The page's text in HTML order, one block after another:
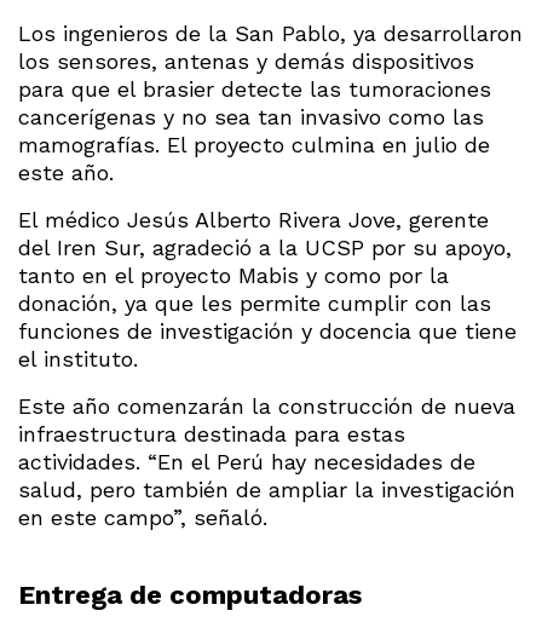
Los ingenieros de la San Pablo, ya desarrollaron
los sensores, antenas y demás dispositivos
para que el brasier detecte las tumoraciones
cancerígenas y no sea tan invasivo como las
mamografías. El proyecto culmina en julio de
este año.
El médico Jesús Alberto Rivera Jove, gerente
del Iren Sur, agradeció a la UCSP por su apoyo,
tanto en el proyecto Mabis y como por la
donación, ya que les permite cumplir con las
funciones de investigación y docencia que tiene
el instituto.
Este año comenzarán la construcción de nueva
infraestructura destinada para estas
actividades. “En el Perú hay necesidades de
salud, pero también de ampliar la investigación
en este campo”, señaló.
Entrega de computadoras